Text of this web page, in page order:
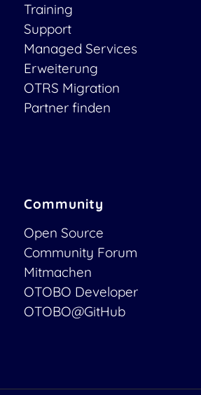
Training
Support
Managed Services
Erweiterung
OTRS Migration
Partner finden
Community
Open Source
Community Forum
Mitmachen
OTOBO Developer
OTOBO@GitHub